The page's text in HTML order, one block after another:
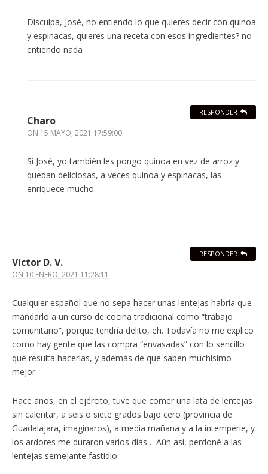
Disculpa, José, no entiendo lo que quieres decir con quinoa
y espinacas, quieres una receta con esos ingredientes? no
entiendo nada
Charo
ON 15 MAYO, 2021 17:59:00
Si José, yo también les pongo quinoa en vez de arroz y
quedan deliciosas, a veces quinoa y espinacas, las
enriquece mucho.
RESPONDER
Victor D. V.
ON 10 ENERO, 2021 11:28:11
Cualquier español que no sepa hacer unas lentejas habría que
mandarlo a un curso de cocina tradicional como “trabajo
comunitario”, porque tendría delito, eh. Todavía no me explico
como hay gente que las compra “envasadas” con lo sencillo
que resulta hacerlas, y además de que saben muchísimo
mejor.
Hace años, en el ejército, tuve que comer una lata de lentejas
sin calentar, a seis o siete grados bajo cero (provincia de
Guadalajara, imaginaros), a media mañana y a la intemperie, y
los ardores me duraron varios días… Aún así, perdoné a las
lentejas semejante fastidio.
RESPONDER